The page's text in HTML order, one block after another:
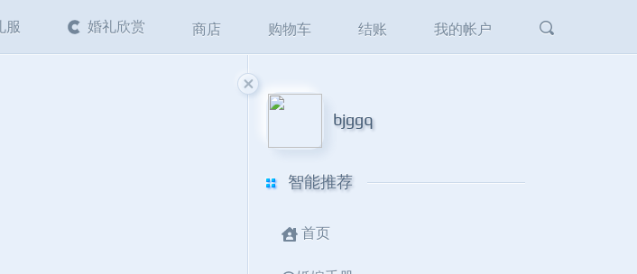
服 婚礼欣赏 商店 购物车 结账 我的帐户
bjggq
智能推荐
首页